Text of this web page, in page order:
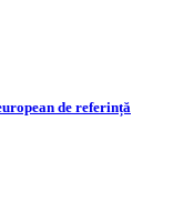
de referință